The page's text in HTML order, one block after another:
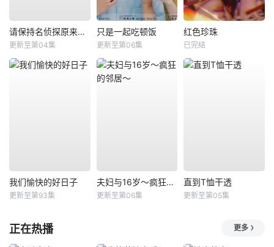
请保持名侦探原来的样子
更新至第04集
只是一起吃顿饭
更新至第06集
红色珍珠
已完结
我们愉快的好日子
更新至第93集
夫妇与16岁～疯狂的邻居～
更新至第06集
直到T恤干透
更新至第05集
正在热播 更多